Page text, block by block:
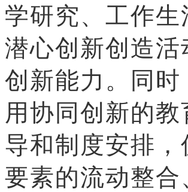
学研究、工作
潜心创新创造
创新能力。同
用协同创新的
导和制度安排
要素的流动整